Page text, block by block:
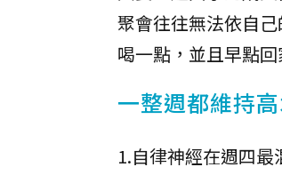
聚會往往無法依自
喝一點，並且早點回
一整週都維持
1.自律神經在週四最